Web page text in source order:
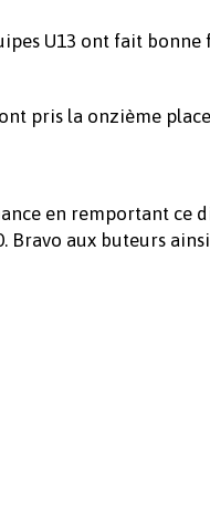
U13 ont fait
pris la onzième
en remportant ce
Bravo aux buteurs